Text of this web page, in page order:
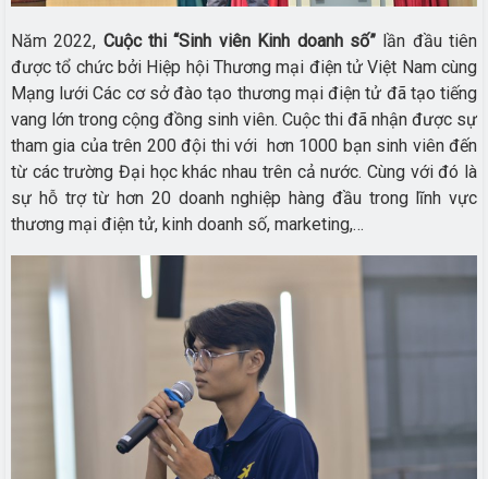
Năm 2022, Cuộc thi “Sinh viên Kinh doanh số”lần đầu tiên
được tổ chức bởi Hiệp hội Thương mại điện tử Việt Nam cùng
Mạng lưới Các cơ sở đào tạo thương mại điện tử đã tạo tiếng
vang lớn trong cộng đồng sinh viên. Cuộc thi đã nhận được sự
tham gia của trên 200 đội thi với hơn 1000 bạn sinh viên đến
từ các trường Đại học khác nhau trên cả nước. Cùng với đó là
sự hỗ trợ từ hơn 20 doanh nghiệp hàng đầu trong lĩnh vực
thương mại điện tử, kinh doanh số, marketing,…